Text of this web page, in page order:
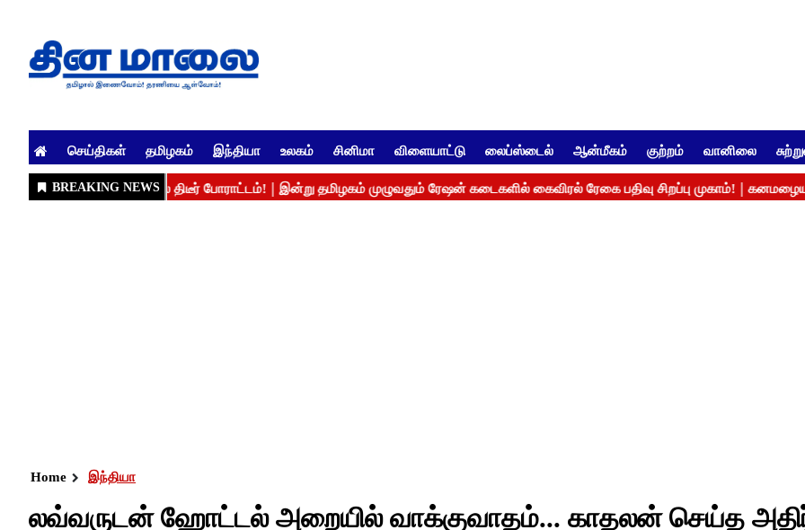
செய்திகள் தமிழகம் இந்தியா உலகம் சினிமா விளையாட்டு லைப்ஸ்டைல் ஆன்மீகம் குற்றம் வானிலை
Home இந்தியா
லவ்வருடன் ஹோட்டல் அறையில் வாக்குவாதம்... காதலன் செய்த